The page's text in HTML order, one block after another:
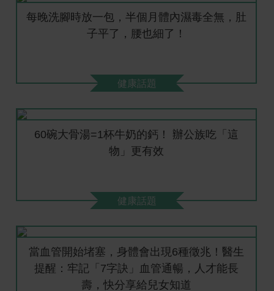
每晚洗腳時放一包，半個月體內濕毒全無，肚
子平了，腰也細了！
健康話題
60碗大骨湯=1杯牛奶的鈣！ 辦公族吃「這
物」更有效
健康話題
當血管開始堵塞，身體會出現6種徵兆！醫生
提醒：牢記「7字訣」血管通暢，人才能長
壽，快分享給兒女知道